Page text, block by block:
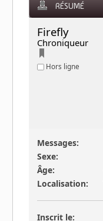
RÉSUMÉ
Firefly
Chroniqueur
Hors ligne
Messages:
Sexe:
Âge:
Localisation:
Inscrit le: